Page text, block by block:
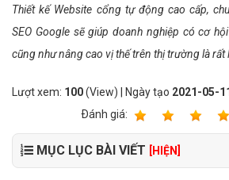
Thiết kế Website cổng tự động cao cấp,
SEO Google sẽ giúp doanh nghiệp có cơ
cũng như nâng cao vị thế trên thị trường là rất
Lượt xem: 100(View) | Ngày tạo 2021-05-
Ðánh giá:
MỤC LỤC BÀI VIẾT [HIỆN]